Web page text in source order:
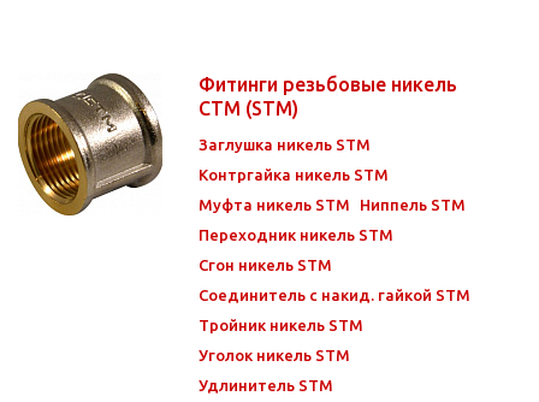
Фитинги резьбовые никель
СТМ (STM)
Заглушка никель STM
Контргайка никель STM
Муфта никель STM
Ниппель STM
Переходник никель STM
Сгон никель STM
Соединитель с накид. гайкой STM
Тройник никель STM
Уголок никель STM
Удлинитель STM